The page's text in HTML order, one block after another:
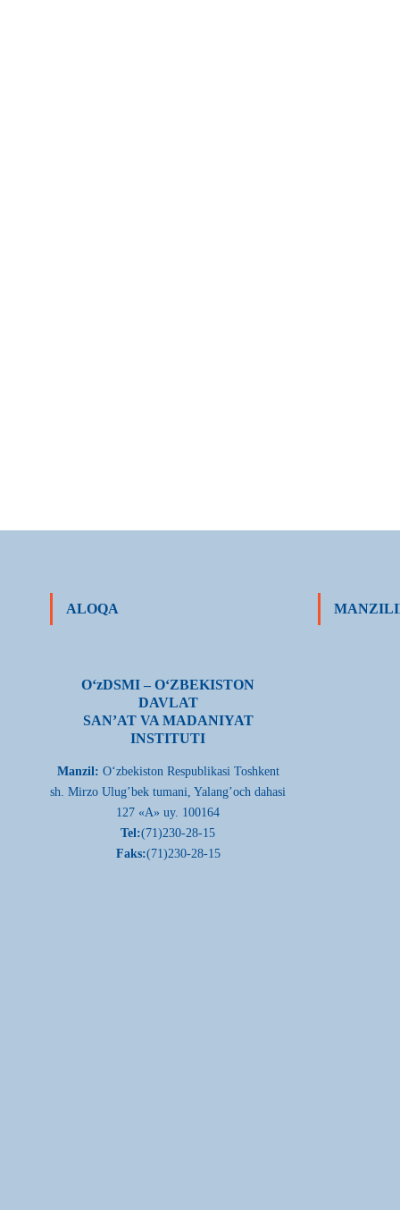
ALOQA
О‘zDSMI – О‘ZBEKISTON
DAVLAT
SAN’AT VA MADANIYAT
INSTITUTI
Manzil: О‘zbekiston Respublikasi Toshkent
sh. Mirzo Ulug’bek tumani, Yalang’och dahasi
127 «A» uy. 100164
Tel:(71)230-28-15
Faks:(71)230-28-15